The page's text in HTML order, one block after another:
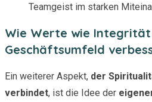
Teamgeist im starken
Wie Werte wie
Geschäftsumfeld
Ein weiterer Aspekt, der
verbindet, ist die Idee der